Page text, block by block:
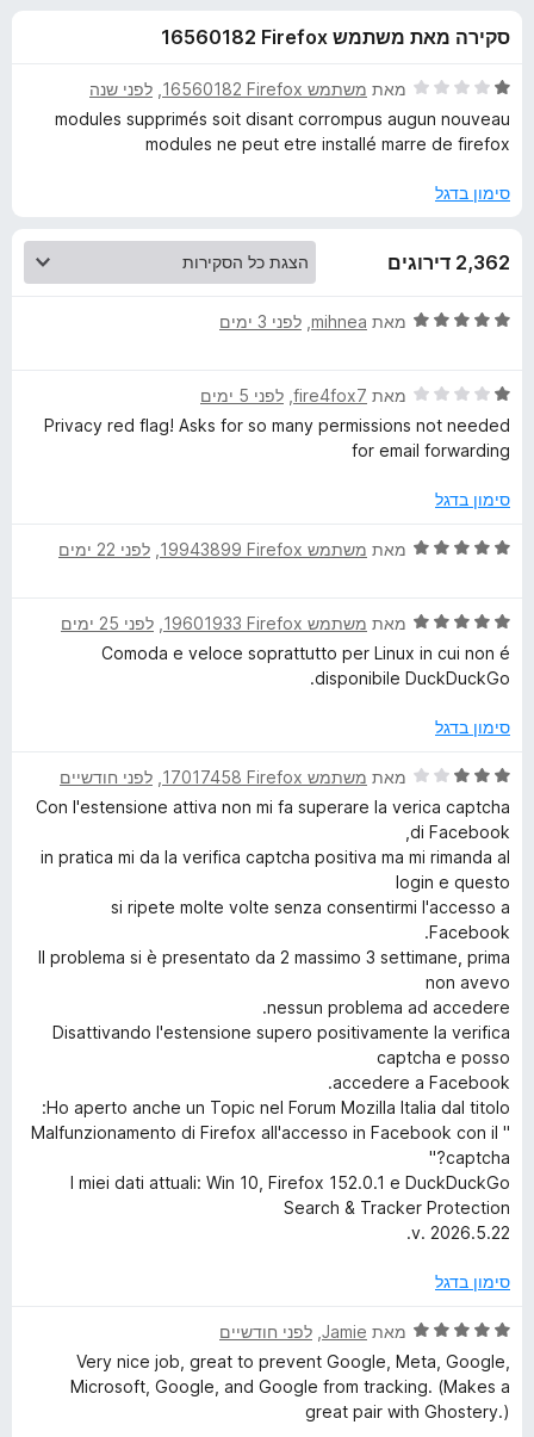
x
ע
ב
ו
ר
D
u
k
D
u
k
G
o
S
e
a
r
c
h
&
T
r
a
c
ך
סקירה מאת משתמש Firefox‏ 16560182
ד
י
ר
ג
ת
ך
מאת משתמש Firefox‏ 16560182
לפני שנה
modules supprimés soit disant corrompus augun nouveau
modules ne peut etre installé marre de firefox
סימון בדגל
2,362 דירוגים
ד
ו
ג
5
ת
ך
מאת mihnea לפני 3 ימים
ד
י
ר
ג
מ
ך
5
מאת fire4fox7 לפני 5 ימים
Privacy red flag! Asks for so many permissions not needed
for email forwarding
סימון בדגל
ד
ו
ג
5
ת
ך
מאת משתמש Firefox‏ 19943899 לפני 22 ימים
ד
י
ר
ג
מ
ך
מאת משתמש Firefox‏ 19601933
לפני 25 ימים
Comoda e veloce soprattutto per Linux in cui non é
disponibile DuckDuckGo.
סימון בדגל
ד
י
ר
ו
ג
3
מ
ת
ו
ך
5
מאת משתמש Firefox‏ 17017458
לפני חודשיים
Con l'estensione attiva non mi fa superare la verica captcha
di Facebook,
in pratica mi da la verifica captcha positiva ma mi rimanda al
login e questo
si ripete molte volte senza consentirmi l'accesso a
Facebook.
Il problema si è presentato da 2 massimo 3 settimane, prima
non avevo
nessun problema ad accedere.
Disattivando l'estensione supero positivamente la verifica
captcha e posso
accedere a Facebook.
Ho aperto anche un Topic nel Forum Mozilla Italia dal titolo:
" Malfunzionamento di Firefox all'accesso in Facebook con il
captcha?"
I miei dati attuali: Win 10, Firefox 152.0.1 e DuckDuckGo
Search & Tracker Protection
v. 2026.5.22.
סימון בדגל
ד
ר
ו
מאת Jamie לפני חודשיים
Very nice job, great to prevent Google, Meta, Google,
Microsoft, Google, and Google from tracking. (Makes a
great pair with Ghostery.)